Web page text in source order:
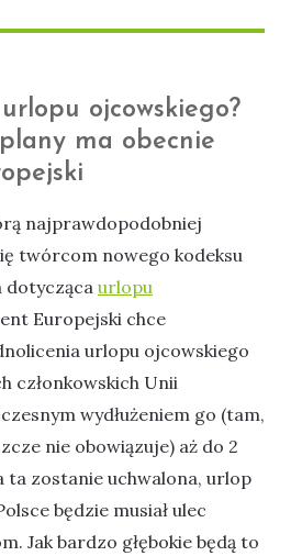
ojcowskiego?
ma obecnie
najprawdopodobniej
twórcom nowego kodeksu
dotyczącaurlopu
Europejski chce
urlopu ojcowskiego
członkowskich Unii
wydłużeniem go (tam,
nie obowiązuje) aż do 2
ta zostanie uchwalona, urlop
będzie musiał ulec
Jak bardzo głębokie będą to